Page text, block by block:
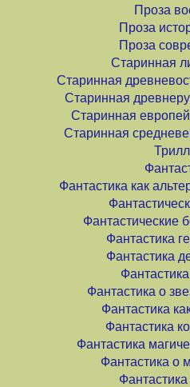
Проза
Проза
Проза
Старинная
Старинная
Старинная
Старинная
Старинная
Фантастика как
Фантастические
Фантастика
Фантастика
Фантастика о
Фантастика
Фантастика
Фантастика
Фантастика о